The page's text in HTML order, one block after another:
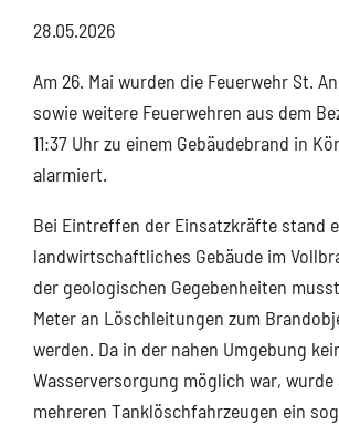
28.05.2026
Am 26. Mai wurden die Feuerwehr St.
sowie weitere Feuerwehren aus dem
11:37 Uhr zu einem Gebäudebrand in
alarmiert.
Bei Eintreffen der Einsatzkräfte stand
landwirtschaftliches Gebäude im
der geologischen Gegebenheiten
Meter an Löschleitungen zum
werden. Da in der nahen Umgebung
Wasserversorgung möglich war,
mehreren Tanklöschfahrzeugen ein